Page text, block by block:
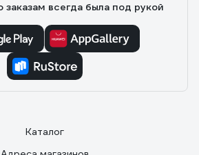
всегда была под рукой
Каталог